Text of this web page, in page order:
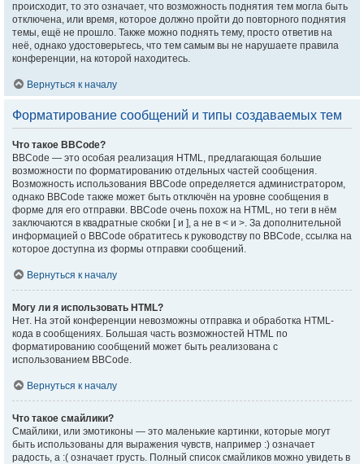
происходит, то это означает, что возможность поднятия тем могла быть
отключена, или время, которое должно пройти до повторного поднятия
темы, ещё не прошло. Также можно поднять тему, просто ответив на
неё, однако удостоверьтесь, что тем самым вы не нарушаете правила
конференции, на которой находитесь.
Вернуться к началу
Форматирование сообщений и типы создаваемых тем
Что такое BBCode?
BBCode — это особая реализация HTML, предлагающая большие
возможности по форматированию отдельных частей сообщения.
Возможность использования BBCode определяется администратором,
однако BBCode также может быть отключён на уровне сообщения в
форме для его отправки. BBCode очень похож на HTML, но теги в нём
заключаются в квадратные скобки [ и ], а не в < и >. За дополнительной
информацией о BBCode обратитесь к руководству по BBCode, ссылка на
которое доступна из формы отправки сообщений.
Вернуться к началу
Могу ли я использовать HTML?
Нет. На этой конференции невозможны отправка и обработка HTML-
кода в сообщениях. Большая часть возможностей HTML по
форматированию сообщений может быть реализована с
использованием BBCode.
Вернуться к началу
Что такое смайлики?
Смайлики, или эмотиконы — это маленькие картинки, которые могут
быть использованы для выражения чувств, например :) означает
радость, а :( означает грусть. Полный список смайликов можно увидеть в